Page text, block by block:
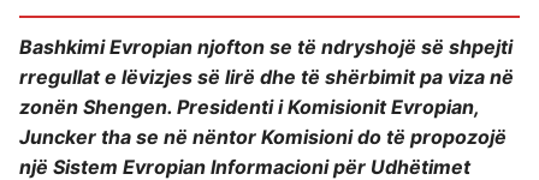
Bashkimi Evropian njofton se të ndryshojë së shpejti
rregullat e lëvizjes së lirë dhe të shërbimit pa viza në
zonën Shengen. Presidenti i Komisionit Evropian,
Juncker tha se në nëntor Komisioni do të propozojë
një Sistem Evropian Informacioni për Udhëtimet